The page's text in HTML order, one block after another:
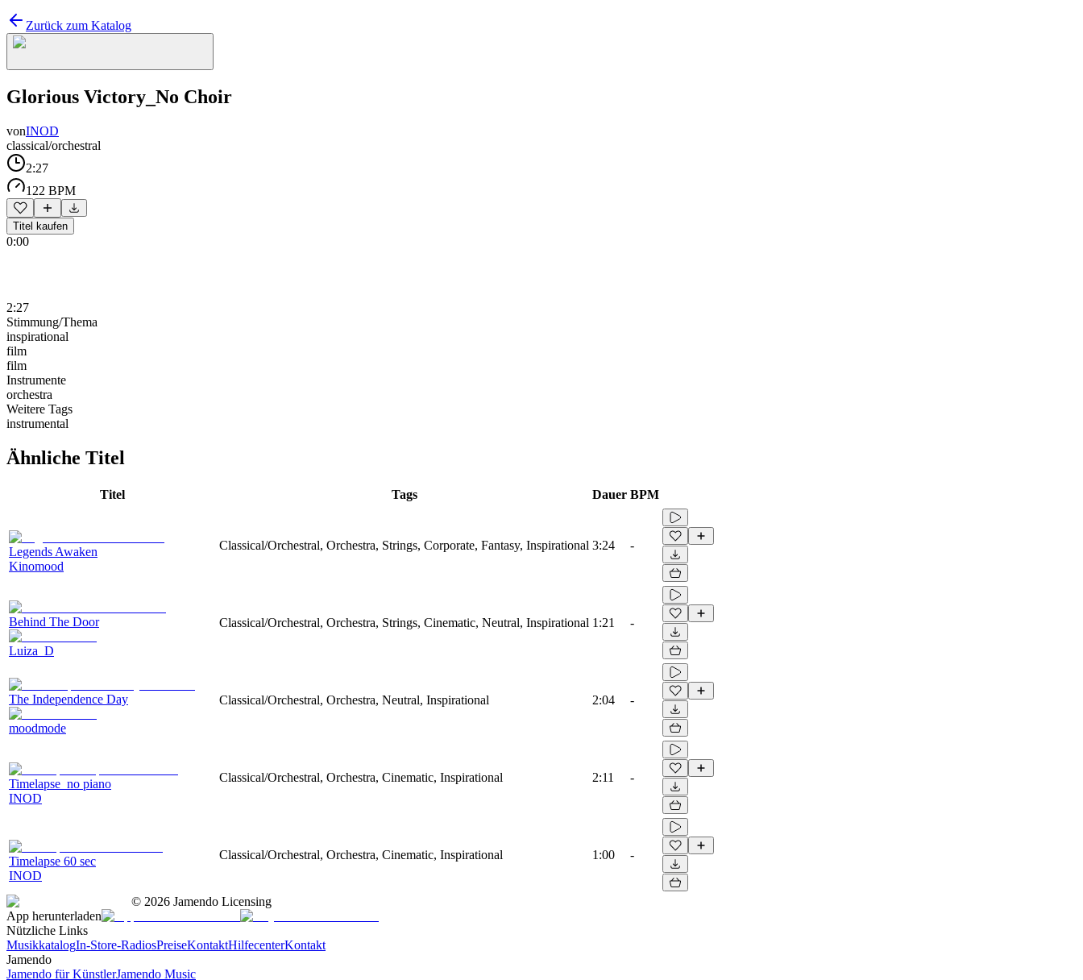
Zurück zum Katalog
Glorious Victory_No Choir
vonINOD
classical/orchestral
2:27
122 BPM
Titel kaufen
0:00
2:27
Stimmung/Thema
inspirational
film
film
Instrumente
orchestra
Weitere Tags
instrumental
Ähnliche Titel
Titel Tags Dauer BPM
Legends Awaken
Kinomood
Classical/Orchestral, Orchestra, Strings, Corporate, Fantasy, Inspirational 3:24 -
Behind The Door
Luiza_D
Classical/Orchestral, Orchestra, Strings, Cinematic, Neutral, Inspirational 1:21 -
The Independence Day
moodmode
Classical/Orchestral, Orchestra, Neutral, Inspirational 2:04 -
Timelapse_no piano
INOD
Classical/Orchestral, Orchestra, Cinematic, Inspirational 2:11 -
Timelapse 60 sec
INOD
Classical/Orchestral, Orchestra, Cinematic, Inspirational 1:00 -
© 2026 Jamendo Licensing
App herunterladen
Nützliche Links
MusikkatalogIn-Store-RadiosPreiseKontaktHilfecenterKontakt
Jamendo
Jamendo für KünstlerJamendo Music